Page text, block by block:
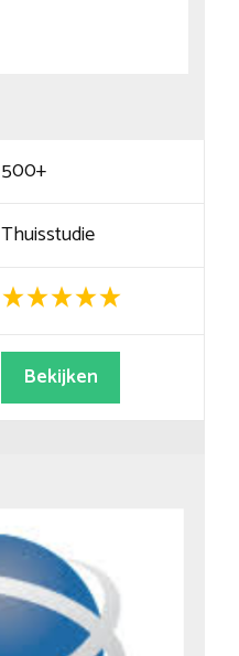
500+
Thuisstudie
Bekijken